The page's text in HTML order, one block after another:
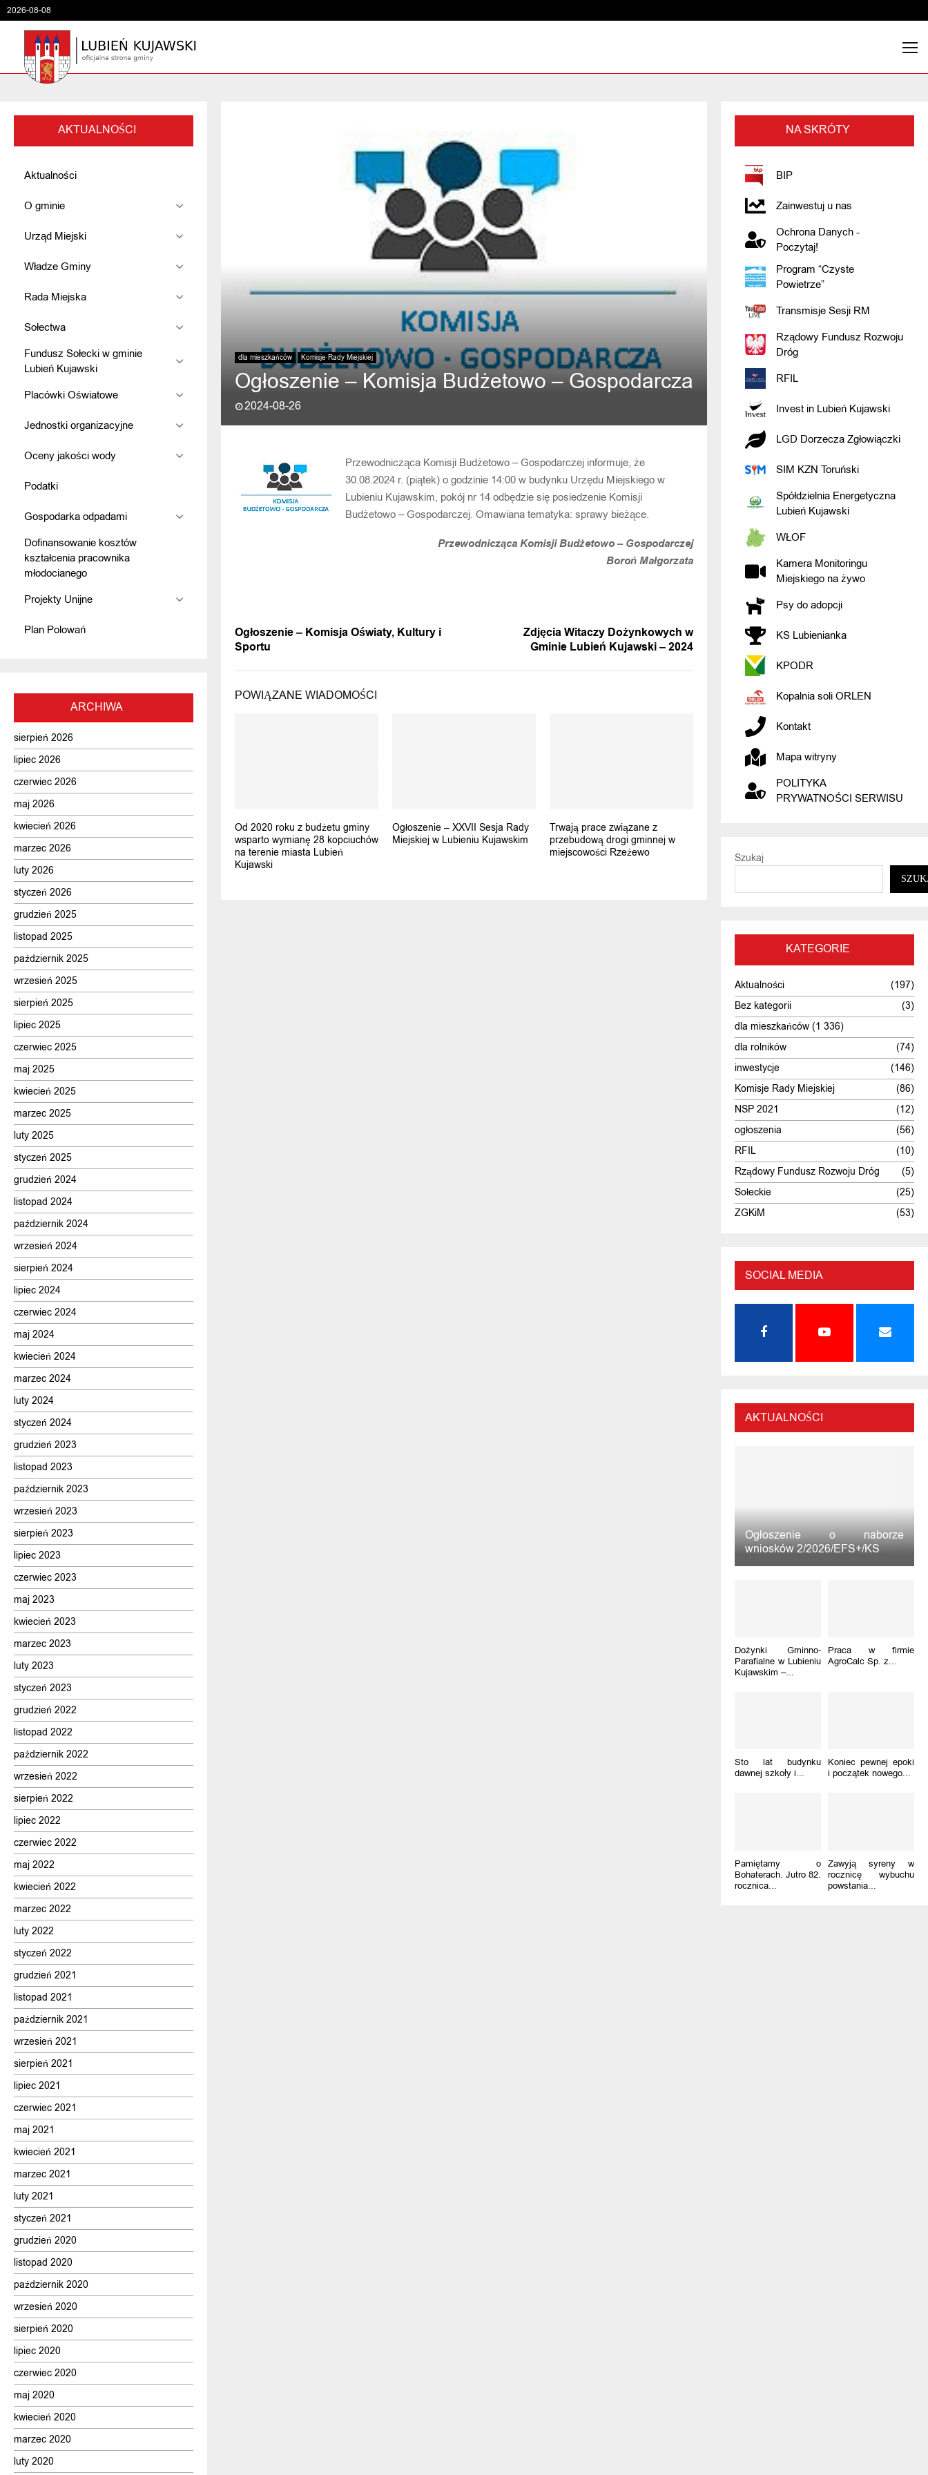
2026-08-08
dla mieszkańców Komisje Rady Miejskiej
Ogłoszenie – Komisja Budżetowo – Gospodarcza
2024-08-26
Przewodnicząca Komisji Budżetowo – Gospodarczej informuje, że
30.08.2024 r. (piątek) o godzinie 14:00 w budynku Urzędu Miejskiego w
Lubieniu Kujawskim, pokój nr 14 odbędzie się posiedzenie Komisji
Budżetowo – Gospodarczej. Omawiana tematyka: sprawy bieżące.
Przewodnicząca Komisji Budżetowo – Gospodarczej
Boroń Małgorzata
Ogłoszenie – Komisja Oświaty, Kultury i
Sportu
Zdjęcia Witaczy Dożynkowych w
Gminie Lubień Kujawski – 2024
POWIĄZANE WIADOMOŚCI
Od 2020 roku z budżetu gminy
wsparto wymianę 28 kopciuchów
na terenie miasta Lubień
Kujawski
Ogłoszenie – XXVII Sesja Rady
Miejskiej w Lubieniu Kujawskim
Trwają prace związane z
przebudową drogi gminnej w
miejscowości Rzeżewo
AKTUALNOŚCI
Aktualności
O gminie
Urząd Miejski
Władze Gminy
Rada Miejska
Sołectwa
Fundusz Sołecki w gminie
Lubień Kujawski
Placówki Oświatowe
Jednostki organizacyjne
Oceny jakości wody
Podatki
Gospodarka odpadami
Dofinansowanie kosztów
kształcenia pracownika
młodocianego
Projekty Unijne
Plan Polowań
ARCHIWA
sierpień 2026
lipiec 2026
czerwiec 2026
maj 2026
kwiecień 2026
marzec 2026
luty 2026
styczeń 2026
grudzień 2025
listopad 2025
październik 2025
wrzesień 2025
sierpień 2025
lipiec 2025
czerwiec 2025
maj 2025
kwiecień 2025
marzec 2025
luty 2025
styczeń 2025
grudzień 2024
listopad 2024
październik 2024
wrzesień 2024
sierpień 2024
lipiec 2024
czerwiec 2024
maj 2024
kwiecień 2024
marzec 2024
luty 2024
styczeń 2024
grudzień 2023
listopad 2023
październik 2023
wrzesień 2023
sierpień 2023
lipiec 2023
czerwiec 2023
maj 2023
kwiecień 2023
marzec 2023
luty 2023
styczeń 2023
grudzień 2022
listopad 2022
październik 2022
wrzesień 2022
sierpień 2022
lipiec 2022
czerwiec 2022
maj 2022
kwiecień 2022
marzec 2022
luty 2022
styczeń 2022
grudzień 2021
listopad 2021
październik 2021
wrzesień 2021
sierpień 2021
lipiec 2021
czerwiec 2021
maj 2021
kwiecień 2021
marzec 2021
luty 2021
styczeń 2021
grudzień 2020
listopad 2020
październik 2020
wrzesień 2020
sierpień 2020
lipiec 2020
czerwiec 2020
maj 2020
kwiecień 2020
marzec 2020
luty 2020
NA SKRÓTY
BIP
Zainwestuj u nas
Ochrona Danych -
Poczytaj!
Program “Czyste
Powietrze”
Transmisje Sesji RM
Rządowy Fundusz Rozwoju
Dróg
RFIL
Invest in Lubień Kujawski
LGD Dorzecza Zgłowiączki
SIM KZN Toruński
Spółdzielnia Energetyczna
Lubień Kujawski
WŁOF
Kamera Monitoringu
Miejskiego na żywo
Psy do adopcji
KS Lubienianka
KPODR
Kopalnia soli ORLEN
Kontakt
Mapa witryny
POLITYKA
PRYWATNOŚCI SERWISU
Szukaj
KATEGORIE
Aktualności
(197)
Bez kategorii
(3)
dla mieszkańców (1 336)
dla rolników
(74)
inwestycje
(146)
Komisje Rady Miejskiej
(86)
NSP 2021
(12)
ogłoszenia
(56)
RFIL
(10)
Rządowy Fundusz Rozwoju Dróg
(5)
Sołeckie
(25)
ZGKiM
(53)
SOCIAL MEDIA
AKTUALNOŚCI
Ogłoszenie o naborze
wniosków 2/2026/EFS+/KS
Dożynki Gminno-
Parafialne w Lubieniu
Kujawskim –...
Praca w firmie
AgroCalc Sp. z...
Sto lat budynku
dawnej szkoły i...
Koniec pewnej epoki
i początek nowego...
Pamiętamy o
Bohaterach. Jutro 82.
rocznica...
Zawyją syreny w
rocznicę wybuchu
powstania...